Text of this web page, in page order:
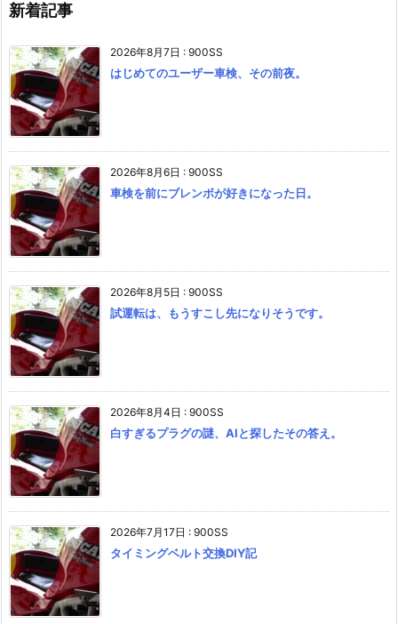
新着記事
2026年8月7日 : 900SS
はじめてのユーザー車検、その前夜。
2026年8月6日 : 900SS
車検を前にブレンボが好きになった日。
2026年8月5日 : 900SS
試運転は、もうすこし先になりそうです。
2026年8月4日 : 900SS
白すぎるプラグの謎、AIと探したその答え。
2026年7月17日 : 900SS
タイミングベルト交換DIY記